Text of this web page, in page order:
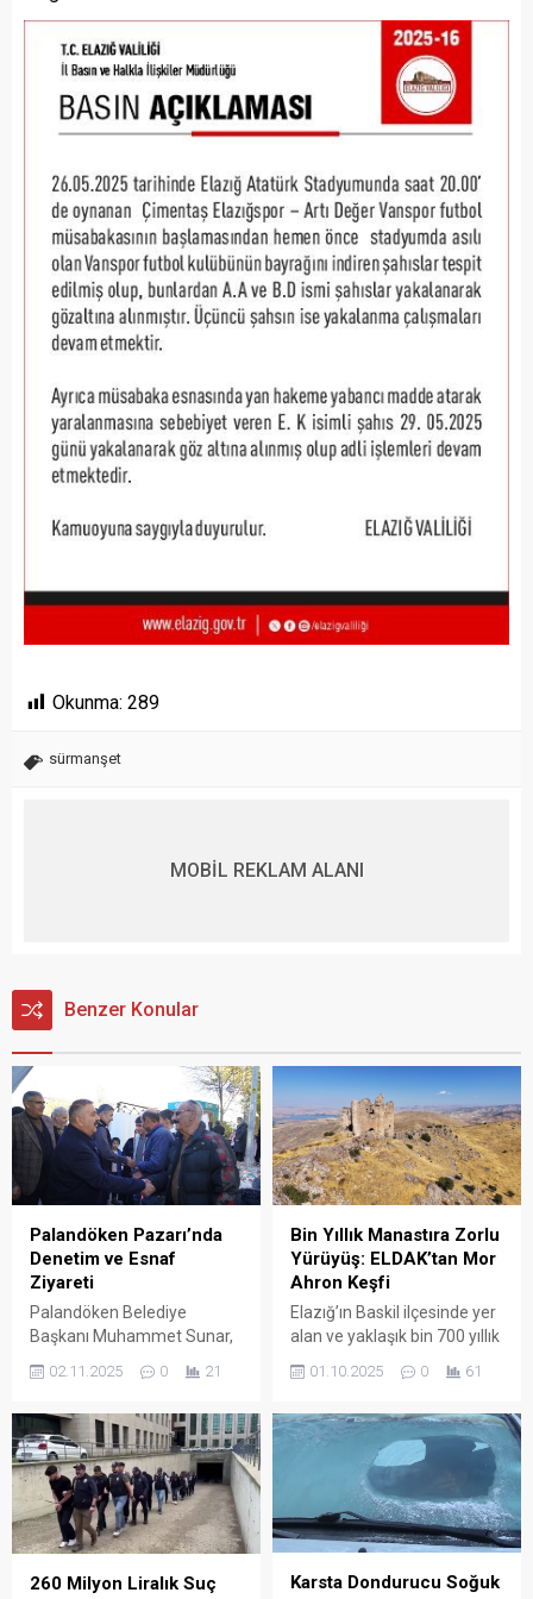
Okunma: 289
sürmanşet
MOBİL REKLAM ALANI
Benzer Konular
Palandöken Pazarı’nda
Denetim ve Esnaf
Ziyareti
Palandöken Belediye
Başkanı Muhammet Sunar,
Erzurum İl Emniyet Müdürü
Onur Karaburun ile birlikte
denetimlerde bulundu.
Esnaf ve vatandaşlarla
sohbet eden Başkan Sunar,
satış düzeni, temizlik ve
hijyen konularını
değerlendirdi; kurallara
uymayan satıcıları uyarırken,
02.11.2025 0 21
Bin Yıllık Manastıra Zorlu
Yürüyüş: ELDAK’tan Mor
Ahron Keşfi
Elazığ’ın Baskil ilçesinde yer
alan ve yaklaşık bin 700 yıllık
geçmişe sahip olduğu
değerlendirilen Mor Ahron
tutkunlarını kendine
çekmeye devam ediyor.
Elazığ Dağcılık ve Arama
Kurtarma Spor Kulübü
(ELDAK) üyeleri, zorlu bir
yürüyüş parkurunu aşarak
tarihi manastıra ulaştı. Kulüp
01.10.2025 0 61
260 Milyon Liralık Suç
Karsta Dondurucu Soğuk